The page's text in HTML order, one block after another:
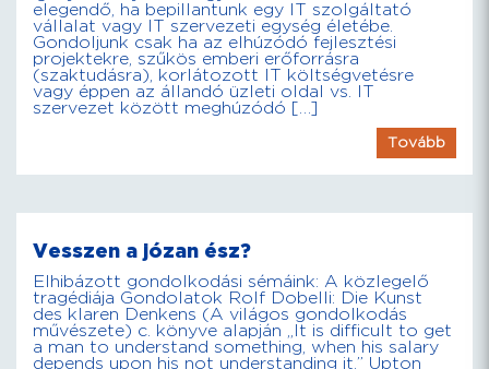
elegendő, ha bepillantunk egy IT szolgáltató
vállalat vagy IT szervezeti egység életébe.
Gondoljunk csak ha az elhúzódó fejlesztési
projektekre, szűkös emberi erőforrásra
(szaktudásra), korlátozott IT költségvetésre
vagy éppen az állandó üzleti oldal vs. IT
szervezet között meghúzódó […]
Tovább
Vesszen a józan ész?
Elhibázott gondolkodási sémáink: A közlegelő
tragédiája Gondolatok Rolf Dobelli: Die Kunst
des klaren Denkens (A világos gondolkodás
művészete) c. könyve alapján „It is difficult to get
a man to understand something, when his salary
depends upon his not understanding it.” Upton